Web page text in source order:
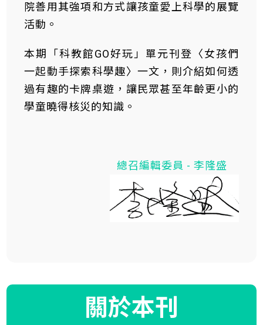
院善用其強項和方式讓孩童愛上科學的展覽
活動。
本期「科教館GO好玩」單元刊登〈女孩們
一起動手探索科學趣〉一文，則介紹如何透
過有趣的卡牌桌遊，讓民眾甚至年齡更小的
學童曉得核災的知識。
總召編輯委員 - 李隆盛
關於本刊